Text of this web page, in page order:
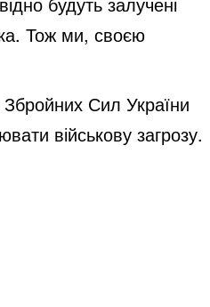
Тож ми, своєю
Сил України
військову загрозу.